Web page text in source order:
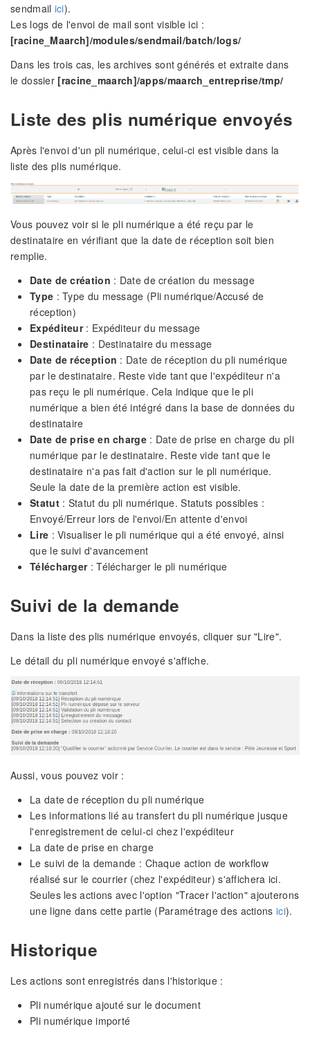
sendmail ici).
Les logs de l'envoi de mail sont visible ici :
[racine_Maarch]/modules/sendmail/batch/logs/
Dans les trois cas, les archives sont générés et extraite dans
le dossier [racine_maarch]/apps/maarch_entreprise/tmp/
Liste des plis numérique envoyés
Après l'envoi d'un pli numérique, celui-ci est visible dans la
liste des plis numérique.
Vous pouvez voir si le pli numérique a été reçu par le
destinataire en vérifiant que la date de réception soit bien
remplie.
Date de création : Date de création du message
Type : Type du message (Pli numérique/Accusé de
réception)
Expéditeur: Expéditeur du message
Destinataire : Destinataire du message
Date de réception : Date de réception du pli numérique
par le destinataire. Reste vide tant que l'expéditeur n'a
pas reçu le pli numérique. Cela indique que le pli
numérique a bien été intégré dans la base de données du
destinataire
Date de prise en charge: Date de prise en charge du pli
numérique par le destinataire. Reste vide tant que le
destinataire n'a pas fait d'action sur le pli numérique.
Seule la date de la première action est visible.
Statut: Statut du pli numérique. Statuts possibles :
Envoyé/Erreur lors de l'envoi/En attente d'envoi
Lire : Visualiser le pli numérique qui a été envoyé, ainsi
que le suivi d'avancement
Télécharger: Télécharger le pli numérique
Suivi de la demande
Dans la liste des plis numérique envoyés, cliquer sur "Lire".
Le détail du pli numérique envoyé s'affiche.
Aussi, vous pouvez voir :
La date de réception du pli numérique
Les informations lié au transfert du pli numérique jusque
l'enregistrement de celui-ci chez l'expéditeur
La date de prise en charge
Le suivi de la demande : Chaque action de workflow
réalisé sur le courrier (chez l'expéditeur) s'affichera ici.
Seules les actions avec l'option "Tracer l'action" ajouterons
une ligne dans cette partie (Paramétrage des actions ici).
Historique
Les actions sont enregistrés dans l'historique :
Pli numérique ajouté sur le document
Pli numérique importé